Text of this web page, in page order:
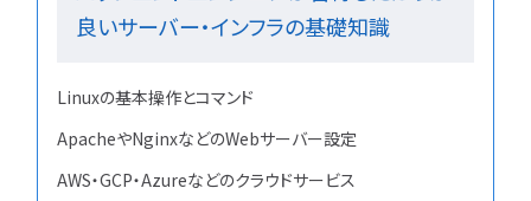
良いサーバー・インフラの基礎知識
Linuxの基本操作とコマンド
ApacheやNginxなどのWebサーバー設定
AWS・GCP・Azureなどのクラウドサービス